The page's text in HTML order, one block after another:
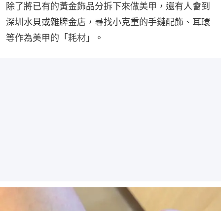
除了將已有的黃金飾品分拆下來做美甲，還有人會到
深圳水貝或雜牌金店，尋找小克重的手鏈配飾、耳環
等作為美甲的「耗材」。